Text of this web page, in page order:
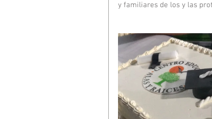
y familiares de los y las